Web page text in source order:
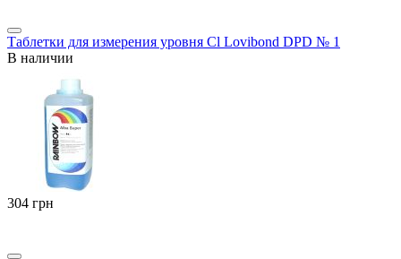
Таблетки для измерения уровня Cl Lovibond DPD № 1
В наличии
‍304‍ грн